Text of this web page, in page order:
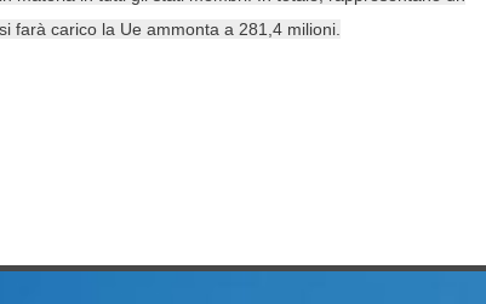
farà carico la Ue ammonta a 281,4 milioni.